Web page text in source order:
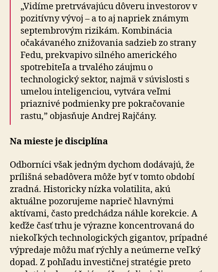
„Vidíme pretrvávajúcu dôveru investorov v
pozitívny vývoj – a to aj napriek známym
septembrovým rizikám. Kombinácia
očakávaného znižovania sadzieb zo strany
Fedu, prekvapivo silného amerického
spotrebiteľa a trvalého záujmu o
technologický sektor, najmä v sú­vis­los­ti s
umelou inteligenciou, vytvára veľmi
priaznivé podmienky pre pokračovanie
rastu,” objasňuje Andrej Rajčány.
Na mieste je disciplína
Odborníci však jedným dychom dodávajú, že
prílišná sebadôvera môže byť v tomto období
zradná. Historicky nízka volatilita, akú
aktuálne pozorujeme naprieč hlavnými
aktívami, často predchádza náhle korekcie. A
keďže časť trhu je výrazne koncentrovaná do
niekoľkých technologických gigantov, prípadné
výpredaje môžu mať rýchly a neúmerne veľký
dopad. Z pohľadu investičnej stratégie preto